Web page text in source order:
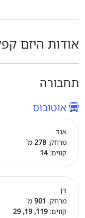
אודות היזם
תחבורה
אוטובוס
אגד
מרחק: 278 מ`
קווים:14
דן
מרחק: 901 מ`
קווים: 119, 19, 29